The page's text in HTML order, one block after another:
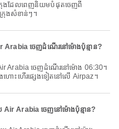
ក្រុងដែលពេញនិយមបំផុតចេញពី
ក្រុងសំខាន់ៗ។
ចេញដំណើរនៅម៉ោងប៉ុន្មាន?
ហោះហើរផ្សេងទៀតនៅលើ Airpaz។
Arabia ចេញនៅម៉ោងប៉ុន្មាន?